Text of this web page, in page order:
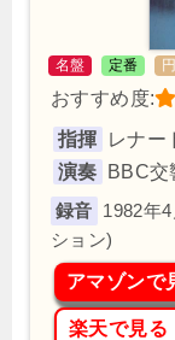
名盤 定番
おすすめ度:
指揮
レナー
演奏
BBC交
1982年
ション)
アマゾンで
楽天で見る